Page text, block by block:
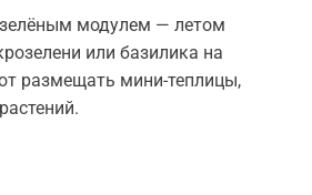
модулем — летом
или базилика на
размещать мини-теплицы,